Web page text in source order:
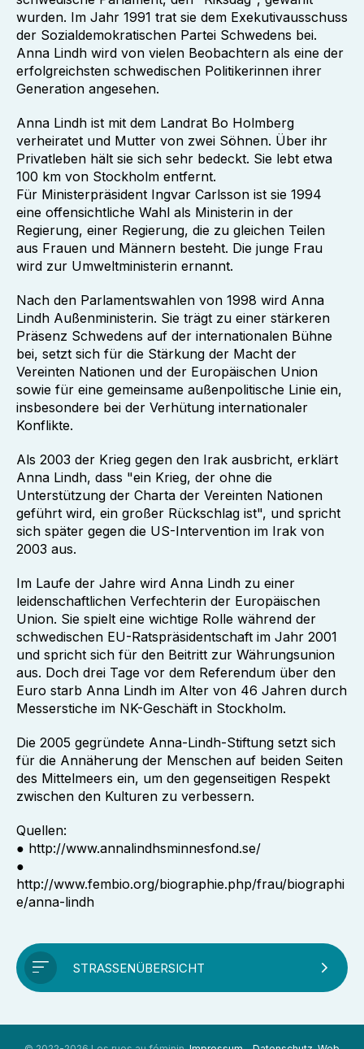
wurden. Im Jahr 1991 trat sie dem Exekutivausschuss
der Sozialdemokratischen Partei Schwedens bei.
Anna Lindh wird von vielen Beobachtern als eine der
erfolgreichsten schwedischen Politikerinnen ihrer
Generation angesehen.
Anna Lindh ist mit dem Landrat Bo Holmberg
verheiratet und Mutter von zwei Söhnen. Über ihr
Privatleben hält sie sich sehr bedeckt. Sie lebt etwa
100 km von Stockholm entfernt.
Für Ministerpräsident Ingvar Carlsson ist sie 1994
eine offensichtliche Wahl als Ministerin in der
Regierung, einer Regierung, die zu gleichen Teilen
aus Frauen und Männern besteht. Die junge Frau
wird zur Umweltministerin ernannt.
Nach den Parlamentswahlen von 1998 wird Anna
Lindh Außenministerin. Sie trägt zu einer stärkeren
Präsenz Schwedens auf der internationalen Bühne
bei, setzt sich für die Stärkung der Macht der
Vereinten Nationen und der Europäischen Union
sowie für eine gemeinsame außenpolitische Linie ein,
insbesondere bei der Verhütung internationaler
Konflikte.
Als 2003 der Krieg gegen den Irak ausbricht, erklärt
Anna Lindh, dass "ein Krieg, der ohne die
Unterstützung der Charta der Vereinten Nationen
geführt wird, ein großer Rückschlag ist", und spricht
sich später gegen die US-Intervention im Irak von
2003 aus.
Im Laufe der Jahre wird Anna Lindh zu einer
leidenschaftlichen Verfechterin der Europäischen
Union. Sie spielt eine wichtige Rolle während der
schwedischen EU-Ratspräsidentschaft im Jahr 2001
und spricht sich für den Beitritt zur Währungsunion
aus. Doch drei Tage vor dem Referendum über den
Euro starb Anna Lindh im Alter von 46 Jahren durch
Messerstiche im NK-Geschäft in Stockholm.
Die 2005 gegründete Anna-Lindh-Stiftung setzt sich
für die Annäherung der Menschen auf beiden Seiten
des Mittelmeers ein, um den gegenseitigen Respekt
zwischen den Kulturen zu verbessern.
Quellen:
● http://www.annalindhsminnesfond.se/
●
http://www.fembio.org/biographie.php/frau/biographi
e/anna-lindh
STRASSENÜBERSICHT